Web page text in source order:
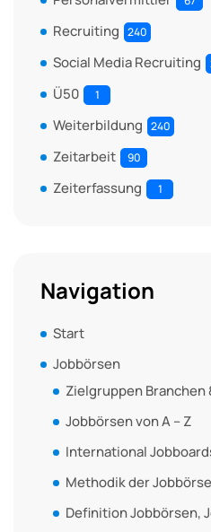
Recruiting 240
Social Media Recruiting
Ü50 1
Weiterbildung 240
Zeitarbeit 90
Zeiterfassung 1
Navigation
Start
Jobbörsen
Zielgruppen Branchen
Jobbörsen von A – Z
International
Methodik der
Definition Jobbörsen,